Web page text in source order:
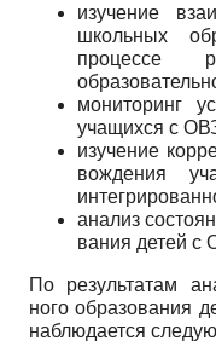
изучение
школьных
процессе
мониторинг
учащихся с
изучение
вождения
анализ
вания детей с
По результатам
ного образования
наблюдается